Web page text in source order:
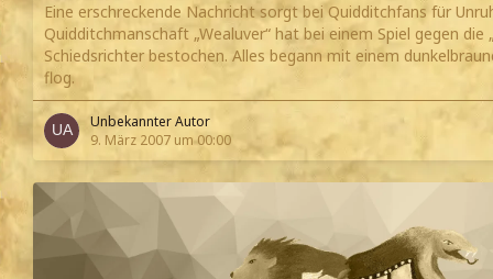
Eine erschreckende Nachricht sorgt bei Quidditchfans für
Quidditchmanschaft „Wealuver“ hat bei einem Spiel gegen die
Schiedsrichter bestochen. Alles begann mit einem
flog.
Unbekannter Autor
9. März 2007 um 00:00